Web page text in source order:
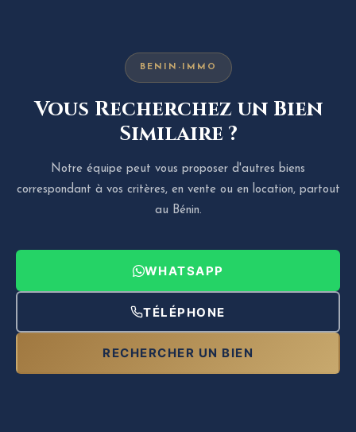
BENIN-IMMO
Vous Recherchez un Bien
Similaire ?
Notre équipe peut vous proposer d'autres biens
correspondant à vos critères, en vente ou en location, partout
au Bénin.
WHATSAPP
TÉLÉPHONE
RECHERCHER UN BIEN